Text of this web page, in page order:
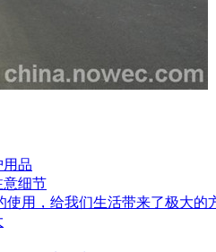
品
意细节
用，给我们生活带来了极大的